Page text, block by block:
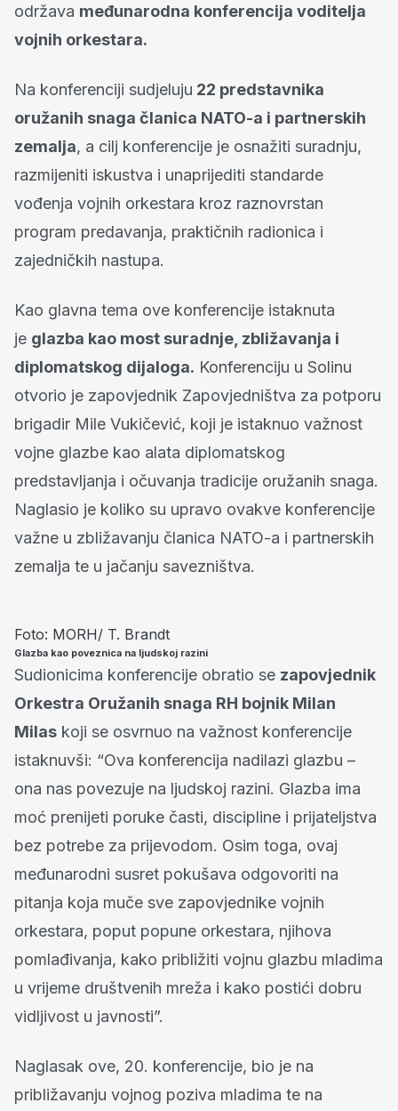
održava međunarodna konferencija voditelja
vojnih orkestara.
Na konferenciji sudjeluju 22 predstavnika
oružanih snaga članica NATO-a i partnerskih
zemalja, a cilj konferencije je osnažiti suradnju,
razmijeniti iskustva i unaprijediti standarde
vođenja vojnih orkestara kroz raznovrstan
program predavanja, praktičnih radionica i
zajedničkih nastupa.
Kao glavna tema ove konferencije istaknuta
je glazba kao most suradnje, zbližavanja i
diplomatskog dijaloga. Konferenciju u Solinu
otvorio je zapovjednik Zapovjedništva za potporu
brigadir Mile Vukičević, koji je istaknuo važnost
vojne glazbe kao alata diplomatskog
predstavljanja i očuvanja tradicije oružanih snaga.
Naglasio je koliko su upravo ovakve konferencije
važne u zbližavanju članica NATO-a i partnerskih
zemalja te u jačanju savezništva.
Foto: MORH/ T. Brandt
Glazba kao poveznica na ljudskoj razini
Sudionicima konferencije obratio se zapovjednik
Orkestra Oružanih snaga RH bojnik Milan
Milas koji se osvrnuo na važnost konferencije
istaknuvši: “Ova konferencija nadilazi glazbu –
ona nas povezuje na ljudskoj razini. Glazba ima
moć prenijeti poruke časti, discipline i prijateljstva
bez potrebe za prijevodom. Osim toga, ovaj
međunarodni susret pokušava odgovoriti na
pitanja koja muče sve zapovjednike vojnih
orkestara, poput popune orkestara, njihova
pomlađivanja, kako približiti vojnu glazbu mladima
u vrijeme društvenih mreža i kako postići dobru
vidljivost u javnosti”.
Naglasak ove, 20. konferencije, bio je na
približavanju vojnog poziva mladima te na